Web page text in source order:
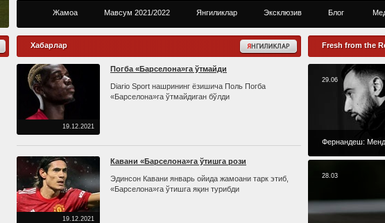
Жамоа Мавсум 2021/2022 Янгиликлар Эксклюзив Блог
Хабарлар
19.12.2021
Погба «Барселона»га ўтмайди
Diario Sport нашрининг ёзишича Поль Погба
«Барселона»га ўтмайдиган бўлди
19.12.2021
Кавани «Барселона»га ўтишга рози
Эдинсон Кавани январь ойида жамоани тарк этиб,
«Барселона»га ўтишга яқин турибди
Fresh from the
29.06
Фернандеш:
28.03